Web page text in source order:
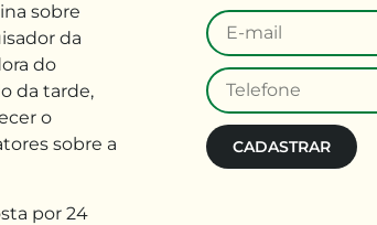
sobre
da
do
da tarde,
o
sobre a
por 24
CADASTRAR